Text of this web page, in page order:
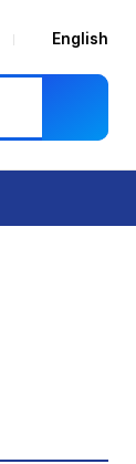
English